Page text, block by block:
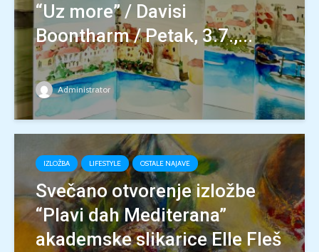
“Uz more” / Davisi
Boontharm / Petak, 3.7.,...
Administrator
IZLOŽBA LIFESTYLE OSTALE NAJAVE
Svečano otvorenje izložbe
“Plavi dah Mediterana”
akademske slikarice Elle Fleš